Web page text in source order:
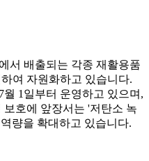
서 배출되는 각종 재활용품
여 자원화하고 있습니다.
월 1일부터 운영하고 있으며,
호에 앞장서는 '저탄소 녹
량을 확대하고 있습니다.